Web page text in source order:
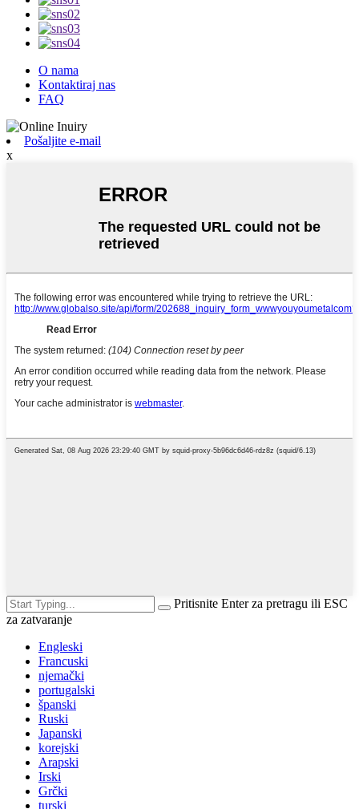
O nama
Kontaktiraj nas
FAQ
Pošaljite e-mail
x
Pritisnite Enter za pretragu ili ESC
za zatvaranje
Engleski
Francuski
njemački
portugalski
španski
Ruski
Japanski
korejski
Arapski
Irski
Grčki
turski